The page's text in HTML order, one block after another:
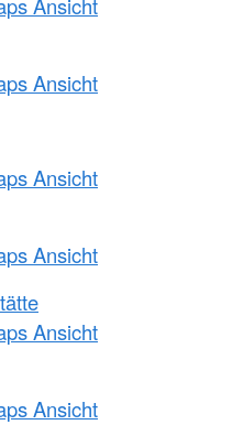
Ansicht
Ansicht
Ansicht
Ansicht
Ansicht